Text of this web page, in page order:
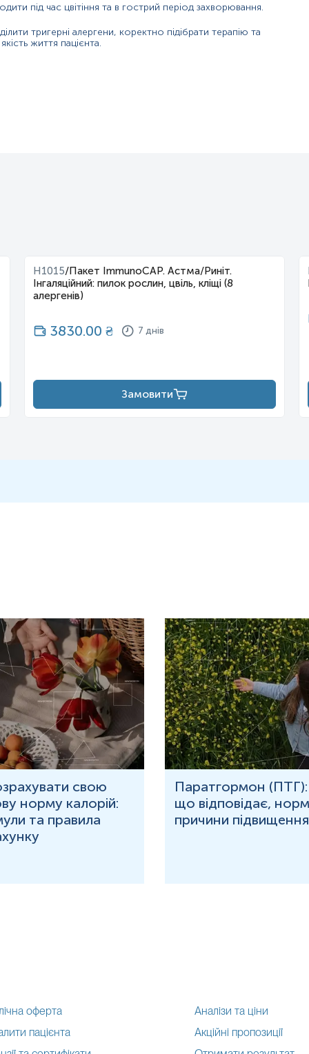
в клітинах шкіри, слині або сечі тварини. Ознаки алергії
хрипи та утруднене дихання.
людиною, і на даний час є одними з найбільш популярних
Довжина вовни собаки не впливає на рівень продукції білка
розвитку дитячої астми. Крім того, ймовірність ремісії
алергену може спричинити не лише негайні симптоми,
можуть змінюватися у відповідності до зміни тест-систем.
прийом алкоголю, паління, прийом ліків, фізичні
паузу між годуваннями.
водою (порціями до 150-200 мл протягом 30 хв).
під час цвітіння та в гострий період захворювання.
тригерні алергени, коректно підібрати терапію та
життя пацієнта.
H1015/Пакет ImmunoCAP. Астма/Риніт.
Інгаляційний: пилок рослин, цвіль, кліщі (8
алергенів)
3830.00 ₴ 7 днів
Замовити
свою
норму калорій:
та правила
Паратгормон (ПТГ):
що відповідає,
причини підвищення
оферта
пацієнта
Аналізи та ціни
Акційні пропозиції